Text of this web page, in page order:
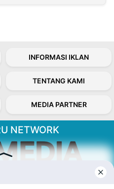
INFORMASI IKLAN
TENTANG KAMI
MEDIA PARTNER
NETWORK